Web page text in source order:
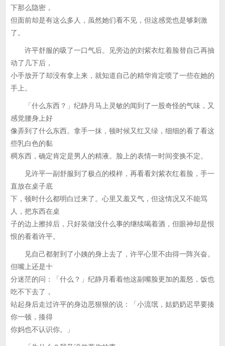
下那么隐密，
但面前却是有这么多人，虽然她们看不见，但这感觉也是够刺激
了。
许平舒服的吸了一口气后。见旁边的刘紫衣红着脸替自己再抽
动了几下后，
小手放开了却没有拿上来，就知道自己的精华肯定喷了一些在她的
手上。
「什么东西？」纪静月马上灵敏的闻到了一股奇怪的气味，又
感觉腰身上好
像弄到了什么东西。拿手一抹，顿时候又红又绿，细细的看了看这
些乳白色的黏
稠东西，确定肯定是男人的精液。脸上的表情一时间变换不定。
见许平一副舒服到了极点的模样，再看看刘紫衣红着脸，手一
直放在桌子底
下，顿时什么都明白过来了。心里又羞又气，但这情况又不能骂
人，把东西在桌
子的边上擦掉后，只好装做没什么事的继续喝着酒，但眼神却是恨
恨的看着许平。
见自己都射到了小姨的身上去了，许平心里不由得一阵兴奋。
但嘴上还是十
分迷茫的问：「什么？」纪静月看着他这副嘴脸更加的羞怒，饭也
吃不下去了，
站起身后走过许平的身边恶狠狠的说：「小流氓，姑奶奶迟早要揍
你一顿，揍得
你妈也不认识你。」